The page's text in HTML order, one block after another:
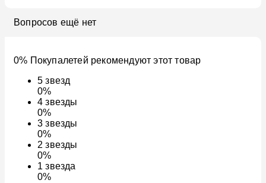
Вопросов ещё нет
0% Покупалетей рекомендуют этот товар
5звезд
0%
4звезды
0%
3звезды
0%
2звезды
0%
1звезда
0%